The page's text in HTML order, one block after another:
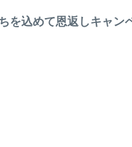
を込めて恩返しキャン